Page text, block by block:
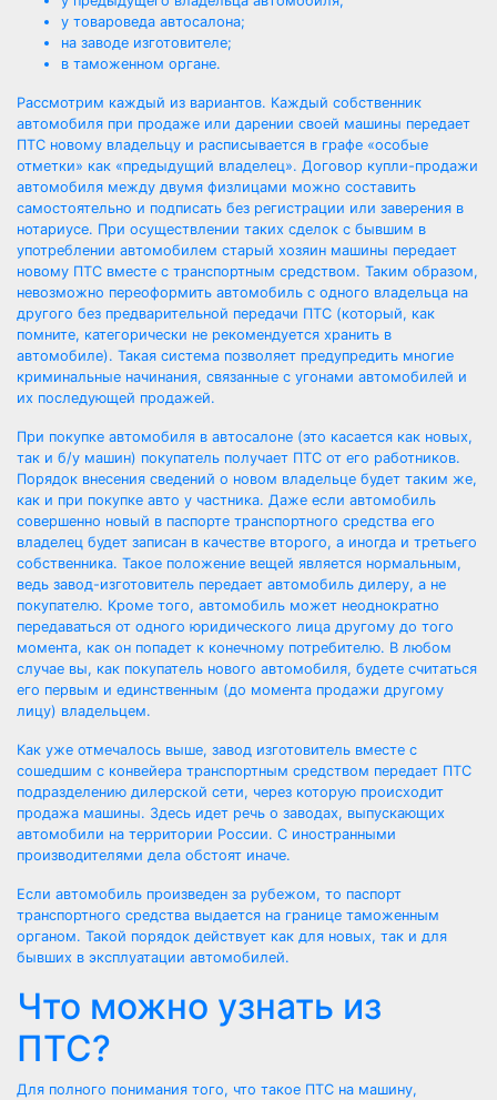
у товароведа автосалона;
на заводе изготовителе;
в таможенном органе.
Рассмотрим каждый из вариантов. Каждый собственник
автомобиля при продаже или дарении своей машины передает
ПТС новому владельцу и расписывается в графе «особые
отметки» как «предыдущий владелец». Договор купли-продажи
автомобиля между двумя физлицами можно составить
самостоятельно и подписать без регистрации или заверения в
нотариусе. При осуществлении таких сделок с бывшим в
употреблении автомобилем старый хозяин машины передает
новому ПТС вместе с транспортным средством. Таким образом,
невозможно переоформить автомобиль с одного владельца на
другого без предварительной передачи ПТС (который, как
помните, категорически не рекомендуется хранить в
автомобиле). Такая система позволяет предупредить многие
криминальные начинания, связанные с угонами автомобилей и
их последующей продажей.
При покупке автомобиля в автосалоне (это касается как новых,
так и б/у машин) покупатель получает ПТС от его работников.
Порядок внесения сведений о новом владельце будет таким же,
как и при покупке авто у частника. Даже если автомобиль
совершенно новый в паспорте транспортного средства его
владелец будет записан в качестве второго, а иногда и третьего
собственника. Такое положение вещей является нормальным,
ведь завод-изготовитель передает автомобиль дилеру, а не
покупателю. Кроме того, автомобиль может неоднократно
передаваться от одного юридического лица другому до того
момента, как он попадет к конечному потребителю. В любом
случае вы, как покупатель нового автомобиля, будете считаться
его первым и единственным (до момента продажи другому
лицу) владельцем.
Как уже отмечалось выше, завод изготовитель вместе с
сошедшим с конвейера транспортным средством передает ПТС
подразделению дилерской сети, через которую происходит
продажа машины. Здесь идет речь о заводах, выпускающих
автомобили на территории России. С иностранными
производителями дела обстоят иначе.
Если автомобиль произведен за рубежом, то паспорт
транспортного средства выдается на границе таможенным
органом. Такой порядок действует как для новых, так и для
бывших в эксплуатации автомобилей.
Что можно узнать из
ПТС?
Для полного понимания того, что такое ПТС на машину,